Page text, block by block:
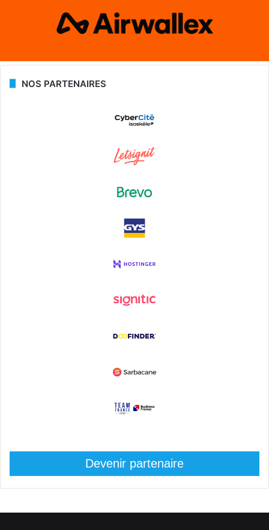
NOS PARTENAIRES
Devenir partenaire